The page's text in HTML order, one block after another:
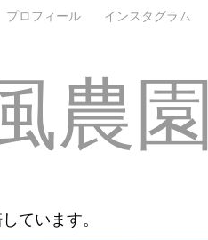
プロフィール インスタグラム
農園
ています。